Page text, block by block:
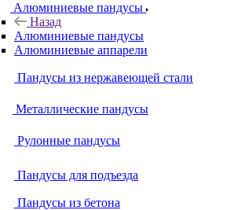
Алюминиевые пандусы
Назад
Алюминиевые пандусы
Алюминиевые аппарели
Пандусы из нержавеющей стали
Металлические пандусы
Рулонные пандусы
Пандусы для подъезда
Пандусы из бетона